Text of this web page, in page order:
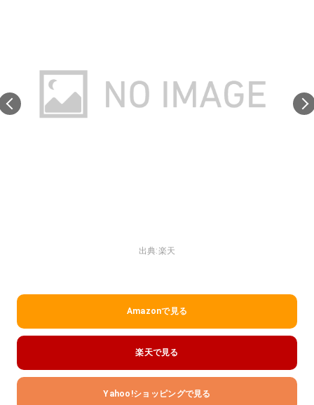
出典:楽天
Amazonで見る
楽天で見る
Yahoo!ショッピングで見る